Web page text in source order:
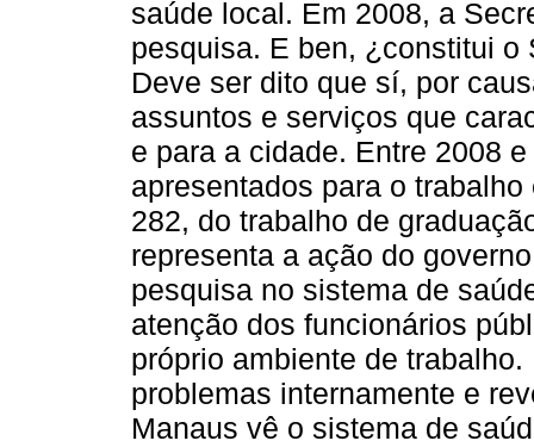
saúde local. Em 2008, a
pesquisa. E ben, ¿constitui o
Deve ser dito que sí, por
assuntos e serviços que
e para a cidade. Entre 2008
apresentados para o
282, do trabalho de
representa a ação do
pesquisa no sistema de
atenção dos funcionários
próprio ambiente de
problemas internamente e
Manaus vê o sistema de